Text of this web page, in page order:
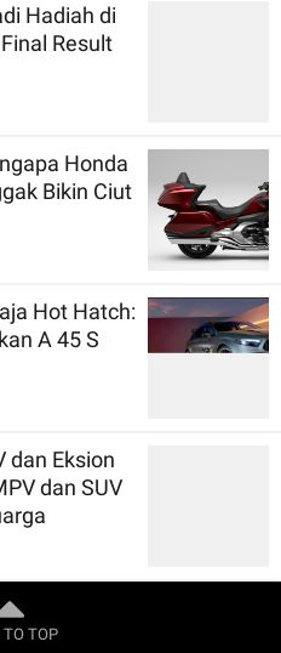
Hadiah di
Result
Honda
Bikin Ciut
Hot Hatch:
A 45 S
dan Eksion
dan SUV
TO TOP